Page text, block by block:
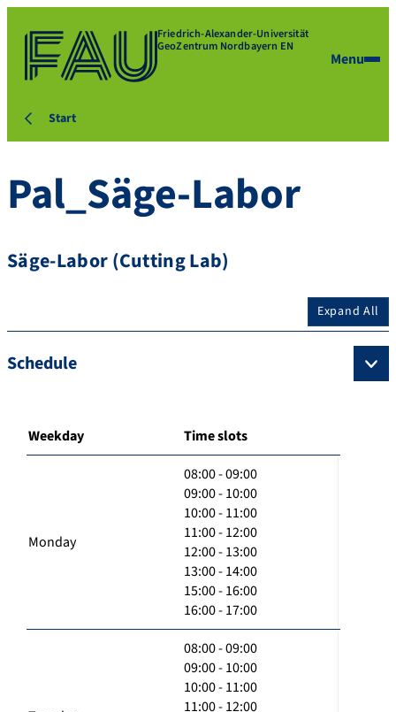
Friedrich-Alexander-Universität
GeoZentrum Nordbayern EN
Menu
Start
Pal_Säge-Labor
Säge-Labor (Cutting Lab)
Expand All
Schedule
Weekday Time slots
Monday
08:00 - 09:00
09:00 - 10:00
10:00 - 11:00
11:00 - 12:00
12:00 - 13:00
13:00 - 14:00
15:00 - 16:00
16:00 - 17:00
08:00 - 09:00
09:00 - 10:00
10:00 - 11:00
11:00 - 12:00